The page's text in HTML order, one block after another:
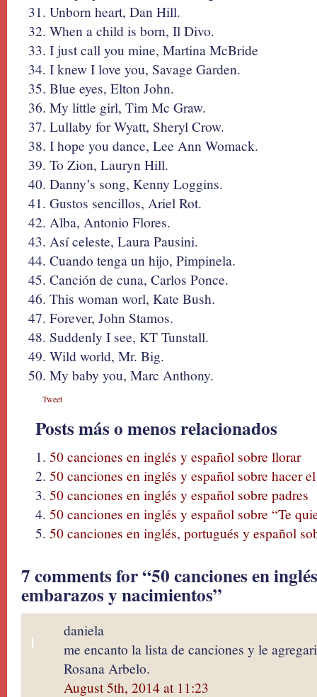
Unborn heart, Dan Hill.
When a child is born, Il Divo.
I just call you mine, Martina McBride
I knew I love you, Savage Garden.
Blue eyes, Elton John.
My little girl, Tim Mc Graw.
Lullaby for Wyatt, Sheryl Crow.
I hope you dance, Lee Ann Womack.
To Zion, Lauryn Hill.
Danny’s song, Kenny Loggins.
Gustos sencillos, Ariel Rot.
Alba, Antonio Flores.
Así celeste, Laura Pausini.
Cuando tenga un hijo, Pimpinela.
Canción de cuna, Carlos Ponce.
This woman worl, Kate Bush.
Forever, John Stamos.
Suddenly I see, KT Tunstall.
Wild world, Mr. Big.
My baby you, Marc Anthony.
Tweet
Posts más o menos relacionados
50 canciones en inglés y español sobre llorar
50 canciones en inglés y español sobre hacer
50 canciones en inglés y español sobre padres
50 canciones en inglés y español sobre “Te
50 canciones en inglés, portugués y español
7 comments for “50 canciones en
embarazos y nacimientos”
1
daniela
me encanto la lista de canciones y le
Rosana Arbelo.
August 5th, 2014 at 11:23